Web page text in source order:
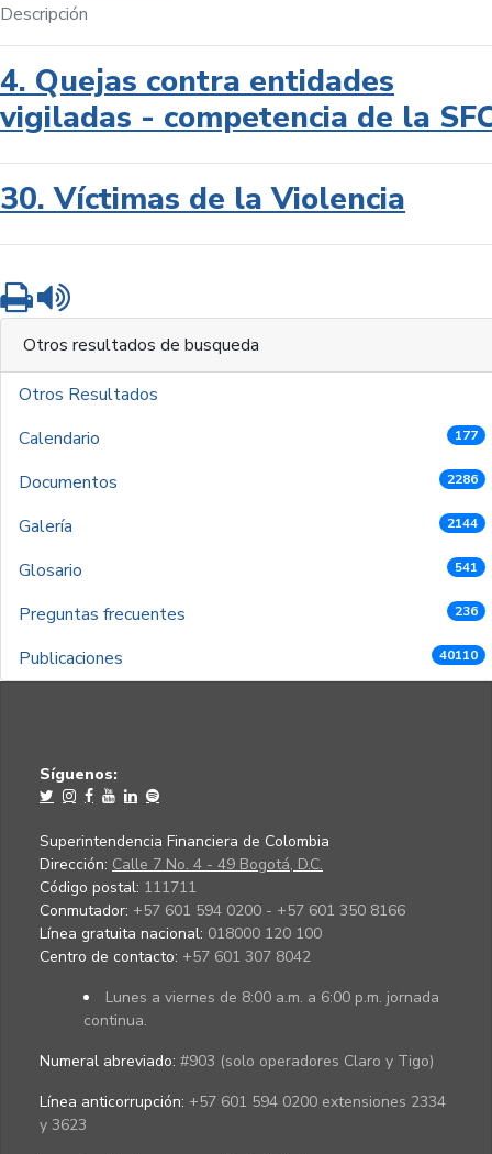
Descripción
4. Quejas contra entidades
vigiladas - competencia de la
30. Víctimas de la Violencia
Imprimir
Otros resultados de busqueda
Otros Resultados
Calendario
177
Documentos 2286
Galería 2144
Glosario 541
Preguntas frecuentes 236
Publicaciones 40110
Síguenos:
Superintendencia Financiera de Colombia
Dirección: Calle 7 No. 4 - 49 Bogotá, D.C.
Código postal: 111711
Conmutador: +57 601 594 0200 - +57 601 350 8166
Línea gratuita nacional: 018000 120 100
Centro de contacto: +57 601 307 8042
Lunes a viernes de 8:00 a.m. a 6:00 p.m. jornada
continua.
Numeral abreviado: #903 (solo operadores Claro y Tigo)
Línea anticorrupción: +57 601 594 0200 extensiones 2334
y 3623